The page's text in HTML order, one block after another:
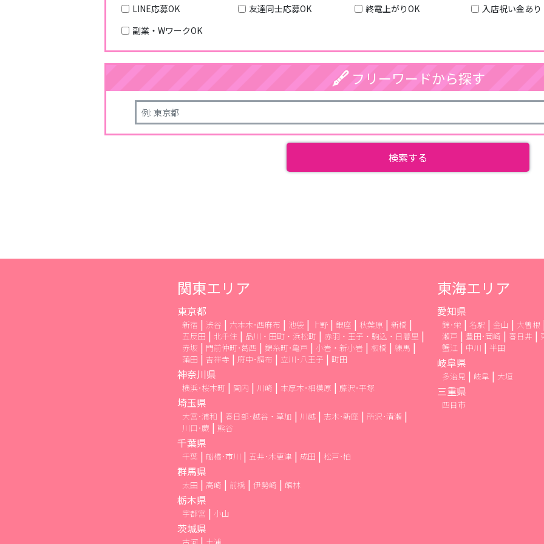
LINE応募OK
友達同士応募OK 終電上がりOK 入店祝い金あり
副業・WワークOK
フリーワードから探す
関東エリア
東京都
新宿 渋谷 六本木･西麻布 池袋 上野 銀座 秋葉原
新橋
五反田
北千住 品川・田町・浜松町
赤羽・王子・駒込・日暮里
赤坂
門前仲町･葛西 錦糸町･亀戸 小岩・新小岩 板橋
練馬
蒲田
吉祥寺 府中･調布 立川･八王子 町田
神奈川県
横浜･桜木町 関内 川崎 本厚木･相模原 藤沢･平塚
埼玉県
大宮･浦和 春日部･越谷・草加 川越 志木･新座
所沢･清瀬
川口･蕨
熊谷
千葉県
千葉 船橋･市川 五井･木更津 成田 松戸･柏
群馬県
太田 高崎 前橋 伊勢崎 館林
栃木県
宇都宮 小山
茨城県
東海エリア
愛知県
錦･栄 名駅 金山 大曽根
瀬戸
豊田･岡崎 春日井
蟹江
中川 半田
岐阜県
多治見 岐阜 大垣
三重県
四日市